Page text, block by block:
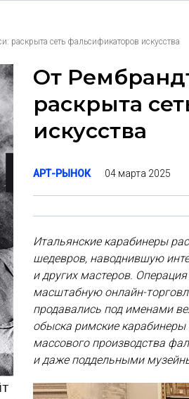
раскрыта сеть фальсификаторов искусства
От
раскрыта
искусства
АРТ-РЫНОК 04 марта 2025
Итальянские карабинеры
шедевров, наводнившую
и других мастеров.
масштабную онлайн-
продавались под именами
обыска римские
массового производства
и даже поддельными